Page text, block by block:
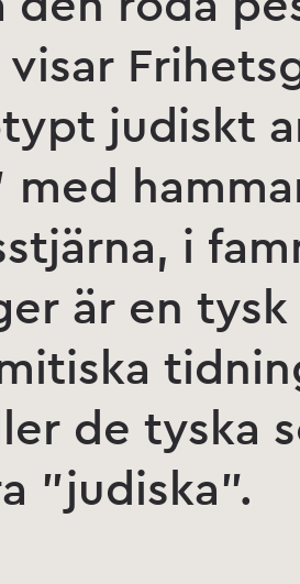
visar
judiskt
med
i
är en
de tyska
”judiska”.